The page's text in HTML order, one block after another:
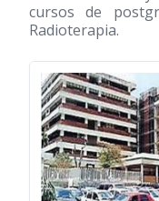
cursos de
Radioterapia.